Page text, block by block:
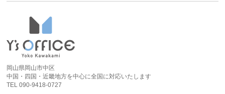
岡山県岡山市中区
中国・四国・近畿地方を中心に全国に対応いたします
TEL 090-9418-0727